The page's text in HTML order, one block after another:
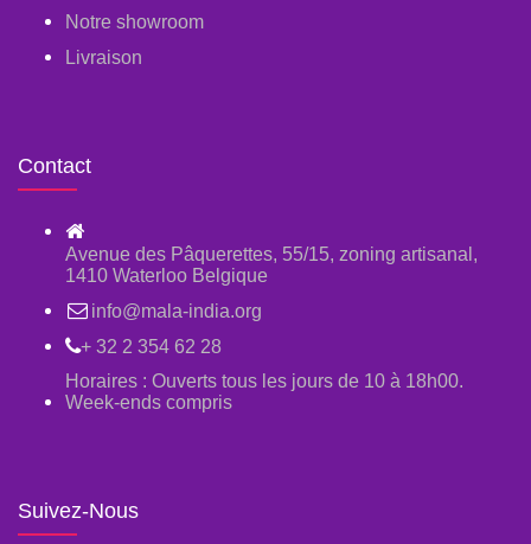
Notre showroom
Livraison
Contact
Avenue des Pâquerettes, 55/15, zoning artisanal,
1410 Waterloo Belgique
info@mala-india.org
+ 32 2 354 62 28
Horaires : Ouverts tous les jours de 10 à 18h00.
Week-ends compris
Suivez-Nous